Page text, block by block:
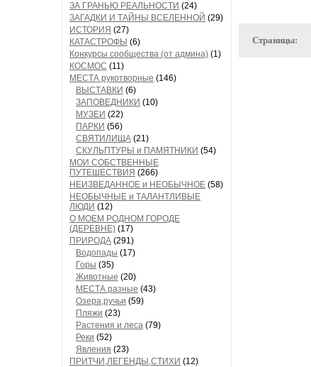
ЗА ГРАНЬЮ РЕАЛЬНОСТИ (24)
ЗАГАДКИ И ТАЙНЫ ВСЕЛЕННОЙ (29)
ИСТОРИЯ (27)
КАТАСТРОФЫ (6)
Конкурсы сообщества (от админа) (1)
КОСМОС (11)
МЕСТА рукотворные (146)
ВЫСТАВКИ (6)
ЗАПОВЕДНИКИ (10)
МУЗЕИ (22)
ПАРКИ (56)
СВЯТИЛИЩА (21)
СКУЛЬПТУРЫ и ПАМЯТНИКИ (54)
МОИ СОБСТВЕННЫЕ
ПУТЕШЕСТВИЯ (266)
НЕИЗВЕДАННОЕ и НЕОБЫЧНОЕ (58)
НЕОБЫЧНЫЕ и ТАЛАНТЛИВЫЕ
ЛЮДИ (12)
О МОЕМ РОДНОМ ГОРОДЕ
(ДЕРЕВНЕ) (17)
ПРИРОДА (291)
Водопады (17)
Горы (35)
Животные (20)
МЕСТА разные (43)
Озера,ручьи (59)
Пляжи (23)
Растения и леса (79)
Реки (52)
Явления (23)
ПРИТЧИ,ЛЕГЕНДЫ,СТИХИ (12)
Страницы: